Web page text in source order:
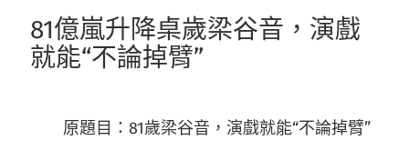
81億嵐升降桌歲梁谷音，演戲
就能“不論掉臂”
原題目：81歲梁谷音，演戲就能“不論掉臂”